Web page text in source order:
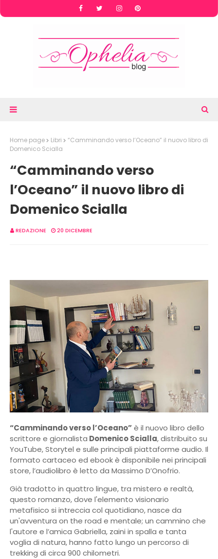
Home page Libri
“Camminando verso l’Oceano” il nuovo libro di
Domenico Scialla
“Camminando verso
l’Oceano” il nuovo libro di
Domenico Scialla
REDAZIONE 20 DICEMBRE
“Camminando verso l’Oceano”è il nuovo libro dello
scrittore e giornalista Domenico Scialla, distribuito su
YouTube, Storytel e sulle principali piattaforme audio. Il
formato cartaceo ed ebook è disponibile nei principali
store, l’audiolibro è letto da Massimo D’Onofrio.
Già tradotto in quattro lingue, tra mistero e realtà,
questo romanzo, dove l'elemento visionario
metafisico si intreccia col quotidiano, nasce da
un'avventura on the road e mentale; un cammino che
l'autore e l’amica Gabriella, zaini in spalla e tanta
voglia di natura, hanno fatto lungo un percorso di
trekking di circa 900 chilometri.